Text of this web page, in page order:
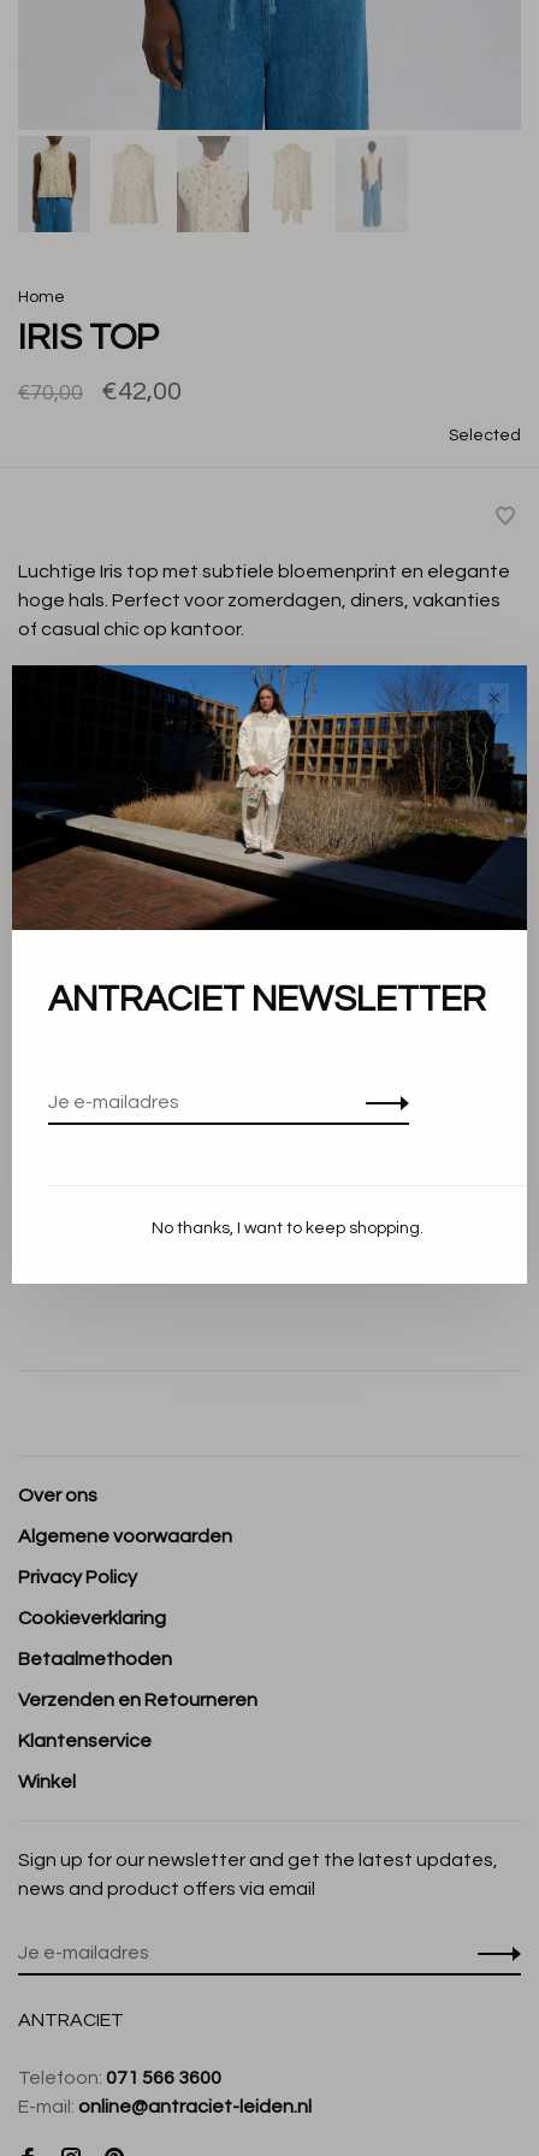
Home
IRIS TOP
€70,00 €42,00
Selected
Luchtige Iris top met subtiele bloemenprint en elegante
hoge hals. Perfect voor zomerdagen, diners, vakanties
of casual chic op kantoor.
Angora
Maat: 34
Aantal: -
Toevoegen aan winkelwagen
THIS PRODUCT IS AVAILABLE IN THE
FOLLOWING VARIANTS:
Valt op maat
Over ons
Algemene voorwaarden
Privacy Policy
Cookieverklaring
Betaalmethoden
Verzenden en Retourneren
Klantenservice
Winkel
Sign up for our newsletter and get the latest updates,
news and product offers via email
ANTRACIET
Telefoon: 071 566 3600
E-mail: online@antraciet-leiden.nl
✕
ANTRACIET NEWSLETTER
No thanks, I want to keep shopping.